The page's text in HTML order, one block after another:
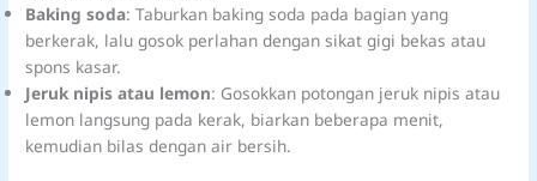
Baking soda: Taburkan baking soda pada bagian yang
berkerak, lalu gosok perlahan dengan sikat gigi bekas atau
spons kasar.
Jeruk nipis atau lemon: Gosokkan potongan jeruk nipis atau
lemon langsung pada kerak, biarkan beberapa menit,
kemudian bilas dengan air bersih.